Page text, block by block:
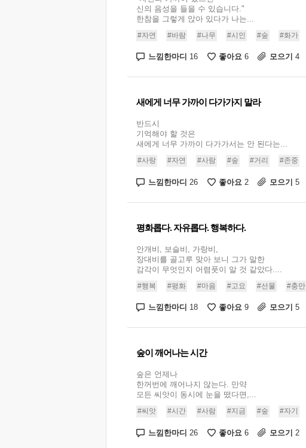
신의 음성을 들을 수 있습니다."
한참을 그렇게 앉아 있다가 나는...
#자연 #바람 #나무 #시인 #숲 #화가
느낌한마디 16 좋아요 6 모으기 4
새에게 너무 가까이 다가가지 말라
반드시
기억해야 할 것은
새에게 너무 가까이 다가가서는 안 된다는...
#사랑 #자연 #사람 #숲 #거리 #존중
느낌한마디 26 좋아요 2 모으기 5
평화롭다. 자유롭다. 행복하다.
안개비, 보슬비, 가랑비,
장대비를 골고루 맞아 보니 그가 말한
감각이 무엇인지 어렴풋이 알 것 같았다....
#행복 #평화 #마음 #고요 #선물 #충만
느낌한마디 18 좋아요 9 모으기 5
숲이 깨어나는 시간
숲은 언제나
한꺼번에 깨어나지 않는다. 만약
모든 씨앗이 동시에 눈을 떴다면,...
#씨앗 #시간 #사람 #지금 #숲 #자기
느낌한마디 26 좋아요 6 모으기 2